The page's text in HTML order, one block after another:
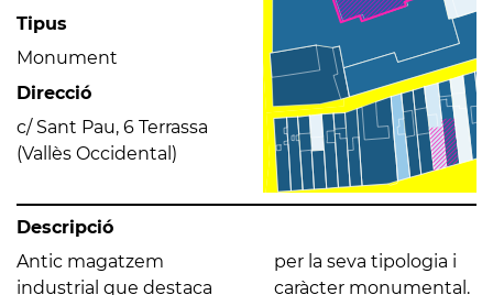
Tipus
Monument
Direcció
c/ Sant Pau, 6 Terrassa
(Vallès Occidental)
Descripció
Antic magatzem
industrial que destaca
per la seva tipologia i
caràcter monumental.